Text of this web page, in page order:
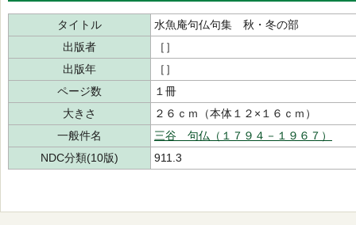
タイトル
水魚庵句仏句集 秋・冬の部
出版者
［］
出版年
［］
ページ数
１冊
大きさ
２６ｃｍ（本体１２×１６ｃｍ）
一般件名
三谷 句仏（１７９４－１９６７）
NDC分類(10版)
911.3